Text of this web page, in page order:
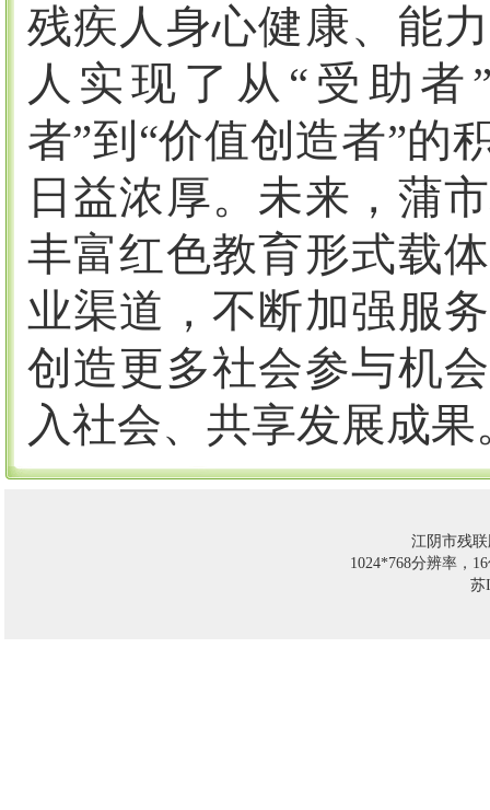
残疾人身心健康、能
人实现了从“受助
者”到“价值创造者”的
日益浓厚。未来，蒲
丰富红色教育形式载
业渠道，不断加强服
创造更多社会参与机
入社会、共享发展成果
江阴市残
1024*768分辨率，
苏